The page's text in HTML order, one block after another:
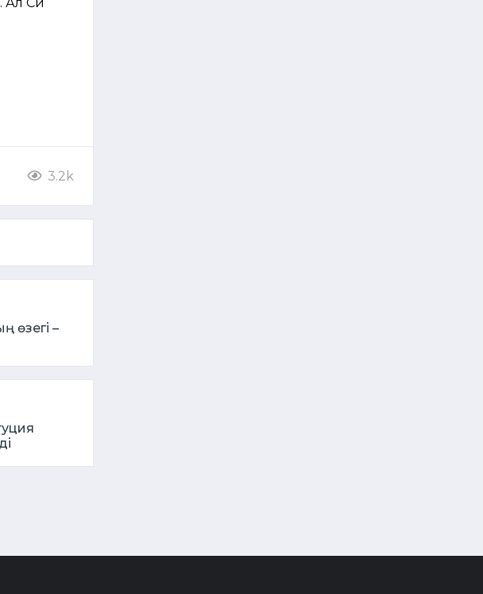
3.2k
өзегі –